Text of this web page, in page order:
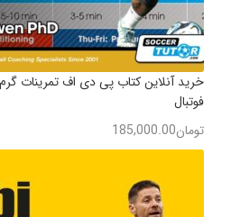
خرید آنلاین کتاب پی دی اف تمرینات
فوتبال
تومان185,000.00